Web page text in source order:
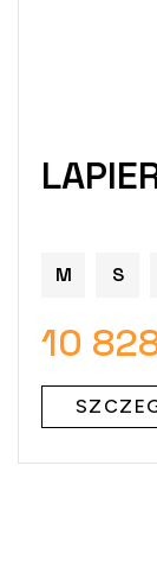
M S
10